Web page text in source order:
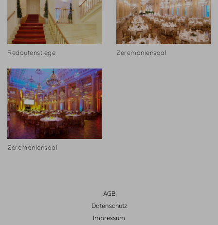
Redoutenstiege Zeremoniensaal
Zeremoniensaal
AGB
Datenschutz
Impressum